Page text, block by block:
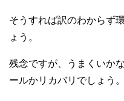
そうすれば訳のわからず
ょう。
残念ですが、うまくいか
ールかリカバリでしょう。